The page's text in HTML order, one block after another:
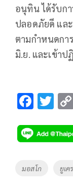
อนุทิน ได้รับก
ปลอดภัยดี แล
ตามกำหนดกา
มิ.ย. และเข้า
F
e
b
o
T
tt
er
Tags
มอสโก ยูเค